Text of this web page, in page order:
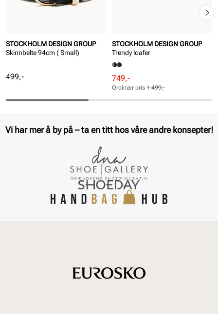
STOCKHOLM DESIGN GROUP
Skinnbelte 94cm ( Small)
Pris
499,-
STOCKHOLM DESIGN GROUP
Trendy loafer
Rabattert
pris
Pris
749,-
Ordinær
pris
Pris
Ordinær pris 1 499,-
Vi har mer å by på – ta en titt hos våre andre konsepter!